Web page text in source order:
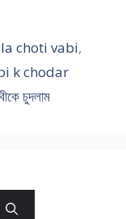
choti vabi,
k chodar
চুদলাম